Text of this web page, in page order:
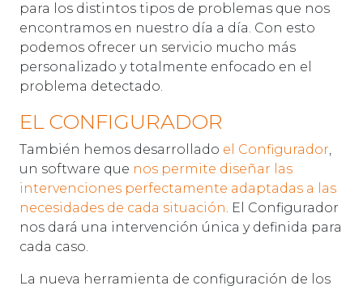
para los distintos tipos de problemas que nos
encontramos en nuestro día a día. Con esto
podemos ofrecer un servicio mucho más
personalizado y totalmente enfocado en el
problema detectado.
EL CONFIGURADOR
También hemos desarrollado el Configurador,
un software que nos permite diseñar las
intervenciones perfectamente adaptadas a las
necesidades de cada situación. El Configurador
nos dará una intervención única y definida para
cada caso.
La nueva herramienta de configuración de los